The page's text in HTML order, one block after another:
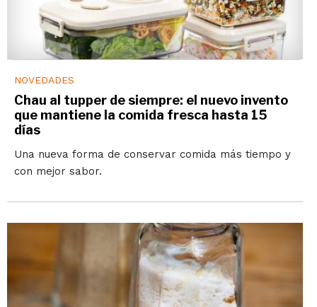
NOVEDADES
Chau al tupper de siempre: el nuevo invento
que mantiene la comida fresca hasta 15
días
Una nueva forma de conservar comida más tiempo y
con mejor sabor.